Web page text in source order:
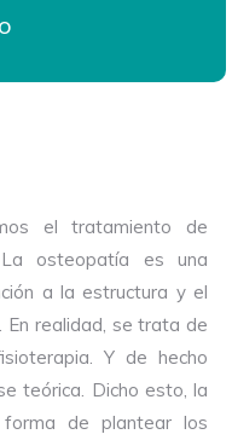
el tratamiento de
osteopatía es una
a la estructura y el
En realidad, se trata de
Y de hecho
teórica. Dicho esto, la
de plantear los